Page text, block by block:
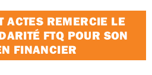
ACTES REMERCIE LE
FTQ POUR SON
FINANCIER